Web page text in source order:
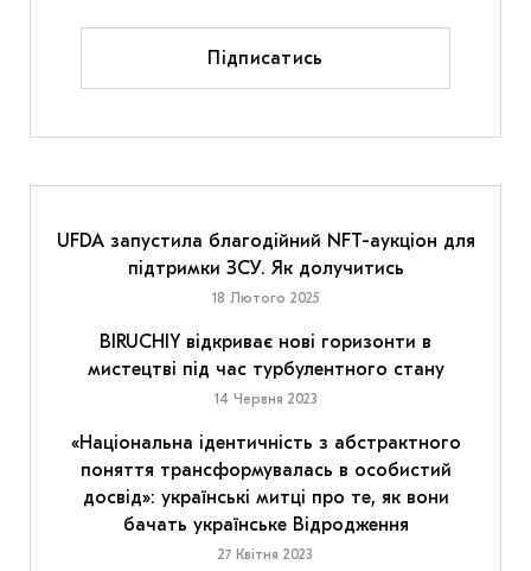
Підписатись
UFDA запустила благодійний NFT-аукціон для
підтримки ЗСУ. Як долучитись
18 Лютого 2025
BIRUCHIY відкриває нові горизонти в
мистецтві під час турбулентного стану
14 Червня 2023
«Національна ідентичність з абстрактного
поняття трансформувалась в особистий
досвід»: українські митці про те, як вони
бачать українське Відродження
27 Квітня 2023